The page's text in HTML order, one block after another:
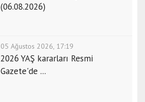
(06.08.2026)
05 Ağustos 2026, 17:19
2026 YAŞ kararları Resmi
Gazete'de ...